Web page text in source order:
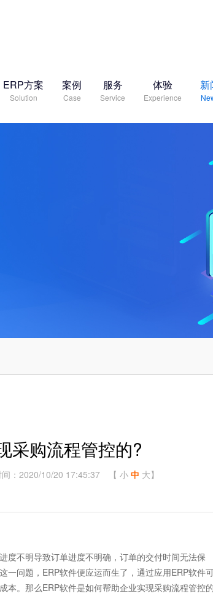
ERP方案
Solution
案例
Case
服务
Service
体验
Experience
新
采购流程管控的?
：2020/10/20 17:45:37 【 小 中 大】
不明导致订单进度不明确，订单的交付时间无法保
问题，ERP软件便应运而生了，通过应用ERP软件
本。那么ERP软件是如何帮助企业实现采购流程管控的